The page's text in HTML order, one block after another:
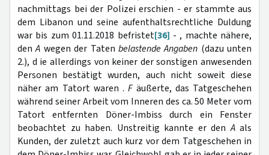
nachmittags bei der Polizei erschien - er stammte aus
dem Libanon und seine aufenthaltsrechtliche Duldung
war bis zum 01.11.2018 befristet[36] - , machte nähere,
denA wegen der Taten belastende Angaben (dazu unten
2.), d ie allerdings von keiner der sonstigen anwesenden
Personen bestätigt wurden, auch nicht soweit diese
näher am Tatort waren .Fäußerte, das Tatgeschehen
während seiner Arbeit vom Inneren des ca. 50 Meter vom
Tatort entfernten Döner-Imbiss durch ein Fenster
beobachtet zu haben. Unstreitig kannte er denA als
Kunden, der zuletzt auch kurz vor dem Tatgeschehen in